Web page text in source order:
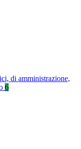
di amministrazione,
6